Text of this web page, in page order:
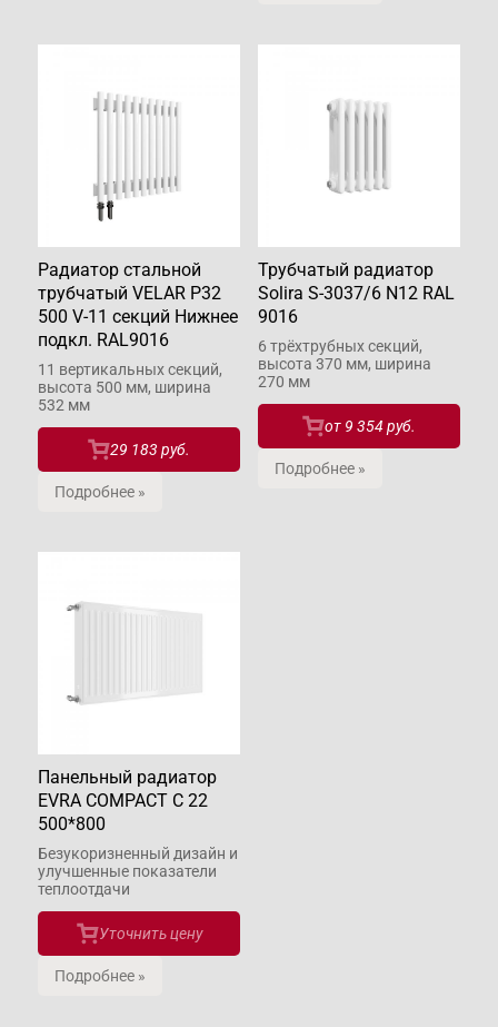
Радиатор стальной
трубчатый VELAR P32
500 V-11 секций Нижнее
подкл. RAL9016
11 вертикальных секций,
высота 500 мм, ширина
532 мм
29 183 руб.
Подробнее »
Трубчатый радиатор
Solira S-3037/6 N12 RAL
9016
6 трёхтрубных секций,
высота 370 мм, ширина
270 мм
от 9 354 руб.
Подробнее »
Панельный радиатор
EVRA COMPACT С 22
500*800
Безукоризненный дизайн и
улучшенные показатели
теплоотдачи
Уточнить цену
Подробнее »